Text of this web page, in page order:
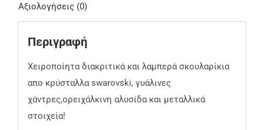
Αξιολογήσεις (0)
Περιγραφή
Χειροποίητα διακριτικά και λαμπερά σκουλαρίκια
απο κρύσταλλα swarovski, γυάλινες
χάντρες,ορειχάλκινη αλυσίδα και μεταλλικά
στοιχεία!